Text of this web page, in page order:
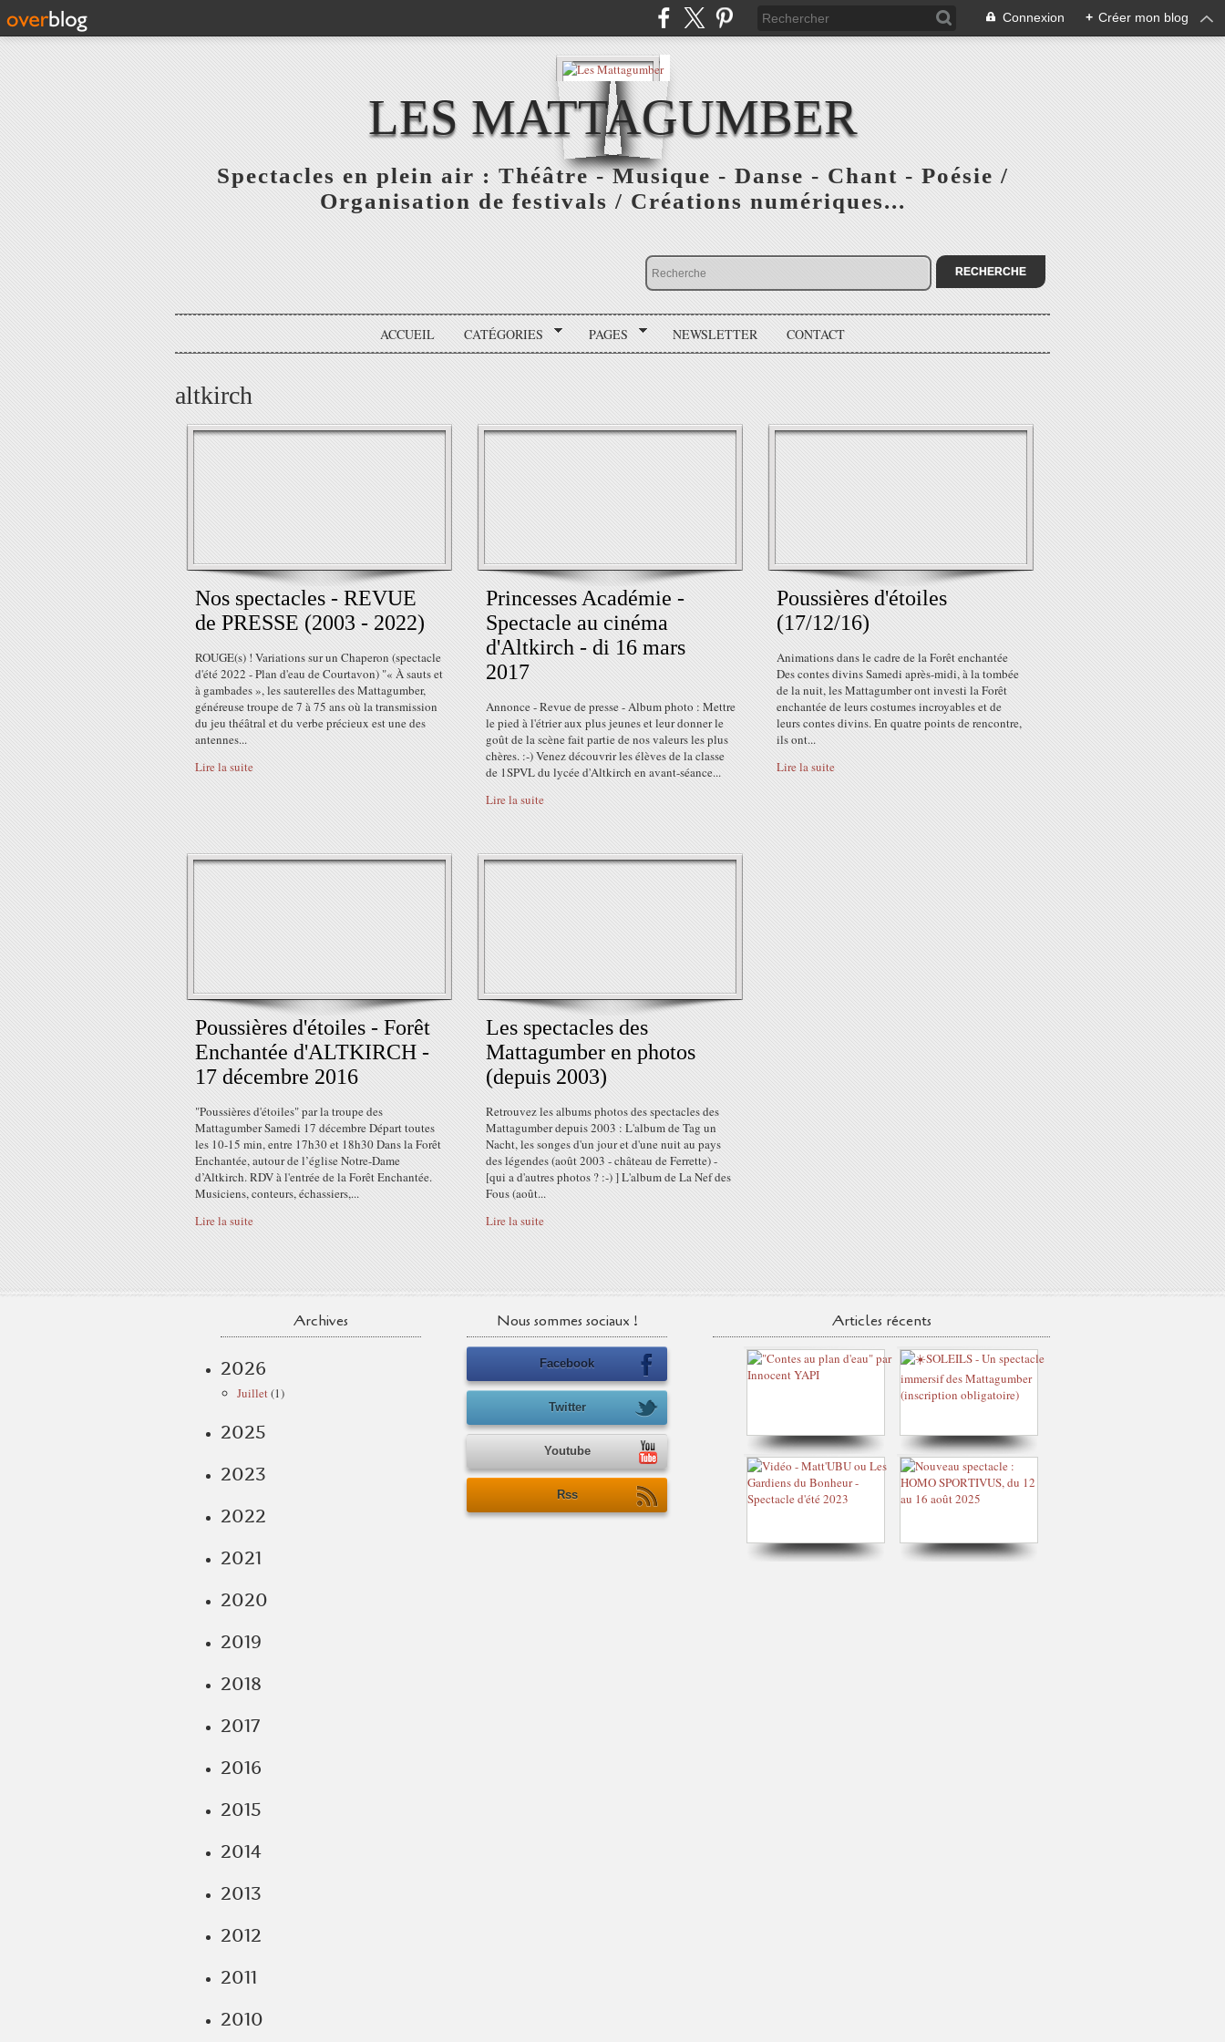
Connexion + Créer mon blog
LES MATTAGUMBER
Spectacles en plein air : Théâtre - Musique - Danse - Chant - Poésie /
Organisation de festivals / Créations numériques...
ACCUEIL CATÉGORIES PAGES NEWSLETTER CONTACT
altkirch
Nos spectacles - REVUE
de PRESSE (2003 - 2022)
ROUGE(s) ! Variations sur un Chaperon (spectacle
d'été 2022 - Plan d'eau de Courtavon) "« À sauts et
à gambades », les sauterelles des Mattagumber,
généreuse troupe de 7 à 75 ans où la transmission
du jeu théâtral et du verbe précieux est une des
antennes...
Lire la suite
Princesses Académie -
Spectacle au cinéma
d'Altkirch - di 16 mars
2017
Annonce - Revue de presse - Album photo : Mettre
le pied à l'étrier aux plus jeunes et leur donner le
goût de la scène fait partie de nos valeurs les plus
chères. :-) Venez découvrir les élèves de la classe
de 1SPVL du lycée d'Altkirch en avant-séance...
Lire la suite
Poussières d'étoiles
(17/12/16)
Animations dans le cadre de la Forêt enchantée
Des contes divins Samedi après-midi, à la tombée
de la nuit, les Mattagumber ont investi la Forêt
enchantée de leurs costumes incroyables et de
leurs contes divins. En quatre points de rencontre,
ils ont...
Lire la suite
Poussières d'étoiles - Forêt
Enchantée d'ALTKIRCH -
17 décembre 2016
"Poussières d'étoiles" par la troupe des
Mattagumber Samedi 17 décembre Départ toutes
les 10-15 min, entre 17h30 et 18h30 Dans la Forêt
Enchantée, autour de l’église Notre-Dame
d’Altkirch. RDV à l'entrée de la Forêt Enchantée.
Musiciens, conteurs, échassiers,...
Lire la suite
Les spectacles des
Mattagumber en photos
(depuis 2003)
Retrouvez les albums photos des spectacles des
Mattagumber depuis 2003 : L'album de Tag un
Nacht, les songes d'un jour et d'une nuit au pays
des légendes (août 2003 - château de Ferrette) -
[qui a d'autres photos ? :-) ] L'album de La Nef des
Fous (août...
Lire la suite
Archives
2026
Juillet(1)
2025
2023
2022
2021
2020
2019
2018
2017
2016
2015
2014
2013
2012
2011
2010
Nous sommes sociaux !
Facebook
Twitter
Youtube
Rss
Articles récents